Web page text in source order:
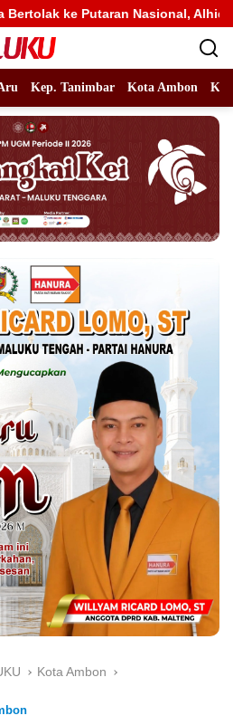
Nasional, Alhidayat Wajo:
Kep. Tanimbar Kota Ambon
Kota Ambon